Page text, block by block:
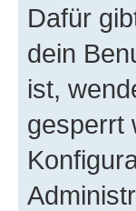
Dafür
dein
ist,
gesperrt